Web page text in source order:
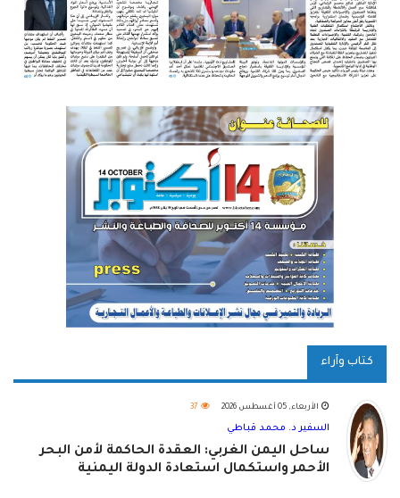
كتاب وآراء
الأربعاء, 05 أغسطس 2026 37
السفير د. محمد قباطي
ساحل اليمن الغربي: العقدة الحاكمة لأمن البحر
الأحمر واستكمال استعادة الدولة اليمنية